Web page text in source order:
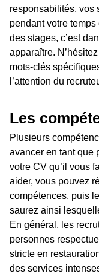
responsabilités, vos
pendant votre
des stages, c’est
apparaître.
mots-clés
l’attention du
Les
Plusieurs
avancer en tant que
votre CV qu’il vous
aider, vous pouvez
compétences, puis
saurez ainsi
En général, les
personnes
stricte en
des services